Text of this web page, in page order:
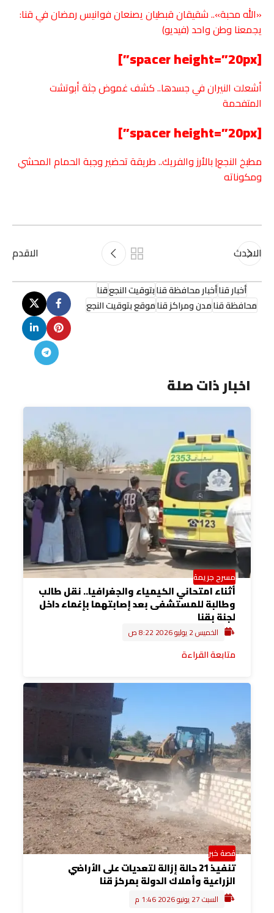
«الله محبة».. شقيقان قبطيان يصنعان فوانيس رمضان فيقنا:
يجمعنا وطن واحد (فيديو)
[spacer height=”20px”]
أشعلت النيران في جسدها.. كشف غموض جثة أبوتشت
المتفحمة
[spacer height=”20px”]
مطبخ النجع| بالأرز والفريك.. طريقة تحضير وجبة الحمام المحشي
ومكوناته
الاحدث الاقدم
أخبار قناأخبار محافظة قنابتوقيت النجعقنا
محافظة قنامدن ومراكز قناموقع بتوقيت النجع
اخبار ذات صلة
مسرح جريمة
أثناء امتحاني الكيمياء والجغرافيا.. نقل طالب
وطالبة للمستشفى بعد إصابتهما بإغماء داخل
لجنة بقنا
الخميس 2 يوليو 2026 8:22 ص
متابعة القراءة
قصة خبر
تنفيذ 21 حالة إزالة لتعديات على الأراضي
الزراعية وأملاك الدولة بمركز قنا
السبت 27 يونيو 2026 1:46 م